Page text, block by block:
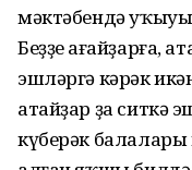
мәктәбендә
Беҙҙең ағайҙарға,
эшләргә кәрәк
атайҙар ҙа ситкә
күберәк балалары